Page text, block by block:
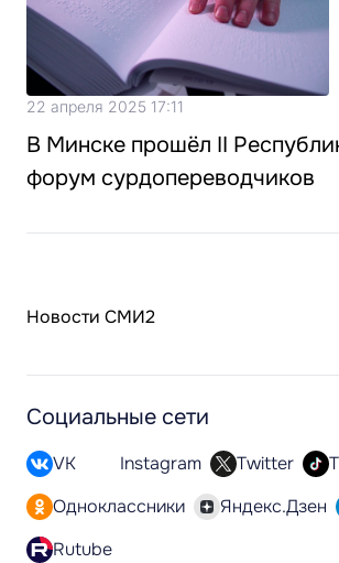
22 апреля 2025 17:11
В Минске прошёл II
форум сурдопереводчиков
Новости СМИ2
Социальные сети
VK Instagram Twitter
Одноклассники
Яндекс.Дзен
Rutube